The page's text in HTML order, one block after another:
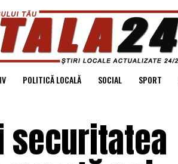
POLITICĂ LOCALĂ SOCIAL SPORT
securitatea